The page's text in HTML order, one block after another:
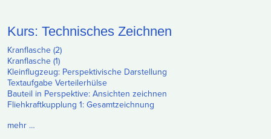
Kurs: Technisches Zeichnen
Kranflasche (2)
Kranflasche (1)
Kleinflugzeug: Perspektivische Darstellung
Textaufgabe Verteilerhülse
Bauteil in Perspektive: Ansichten zeichnen
Fliehkraftkupplung 1: Gesamtzeichnung
mehr …